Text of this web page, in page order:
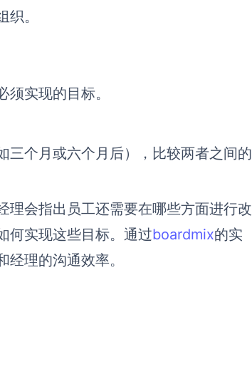
。
实现的目标。
三个月或六个月后），比较两者之间的
理会指出员工还需要在哪些方面进行改
何实现这些目标。通过boardmix的实
理的沟通效率。